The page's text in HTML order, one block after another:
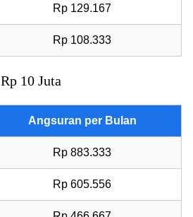
Rp 129.167
Rp 108.333
10 Juta
Angsuran per Bulan
Rp 883.333
Rp 605.556